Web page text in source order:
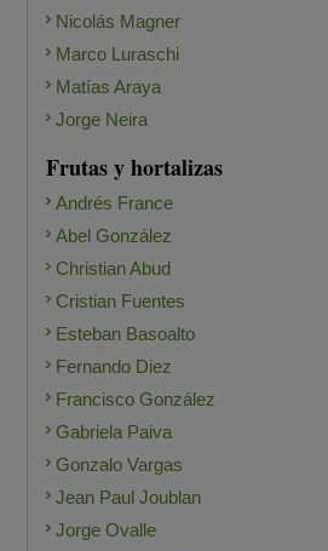
Nicolás Magner
Marco Luraschi
Matías Araya
Jorge Neira
Frutas y hortalizas
Andrés France
Abel González
Christian Abud
Cristian Fuentes
Esteban Basoalto
Fernando Diez
Francisco González
Gabriela Paiva
Gonzalo Vargas
Jean Paul Joublan
Jorge Ovalle